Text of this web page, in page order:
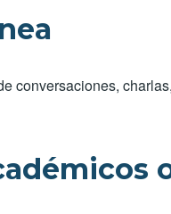
conversaciones,